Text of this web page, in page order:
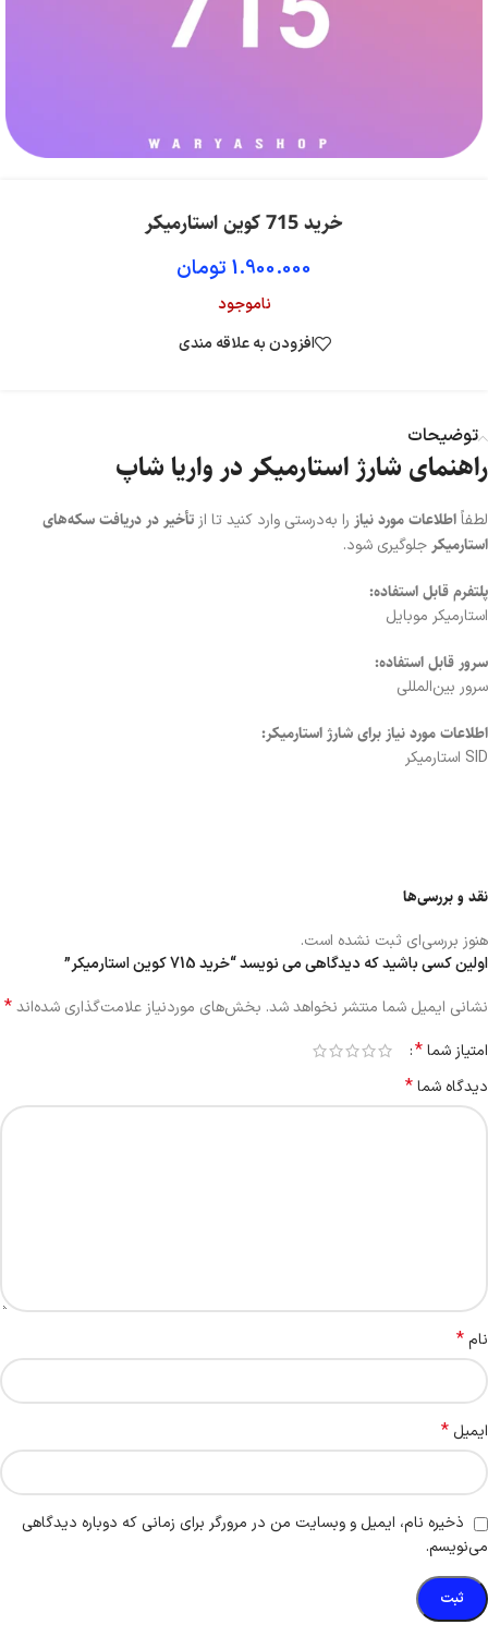
خرید 715 کوین استارمیکر
1.900.000 تومان
ناموجود
افزودن به علاقه مندی
توضیحات
راهنمای شارژ استارمیکر در واریا شاپ
لطفاًاطلاعات مورد نیاز را به‌درستی وارد کنید تا از تأخیر در دریافت سکه‌های
استارمیکر جلوگیری شود.
پلتفرم قابل استفاده:
استارمیکر موبایل
سرور قابل استفاده:
سرور بین‌المللی
اطلاعات مورد نیاز برای شارژ استارمیکر:
SID استارمیکر
نقد و بررسی‌ها
هنوز بررسی‌ای ثبت نشده است.
اولین کسی باشید که دیدگاهی می نویسد “خرید 715 کوین استارمیکر”
نشانی ایمیل شما منتشر نخواهد شد. بخش‌های موردنیاز علامت‌گذاری شده‌اند*
امتیاز شما*
دیدگاه شما*
نام*
ایمیل *
ذخیره نام، ایمیل و وبسایت من در مرورگر برای زمانی که دوباره دیدگاهی
می‌نویسم.